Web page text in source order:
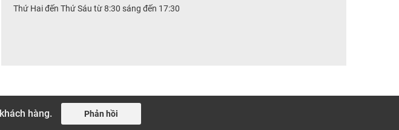
Thứ Hai đến Thứ Sáu từ 8:30 sáng đến 17:30
hàng. Phản hồi